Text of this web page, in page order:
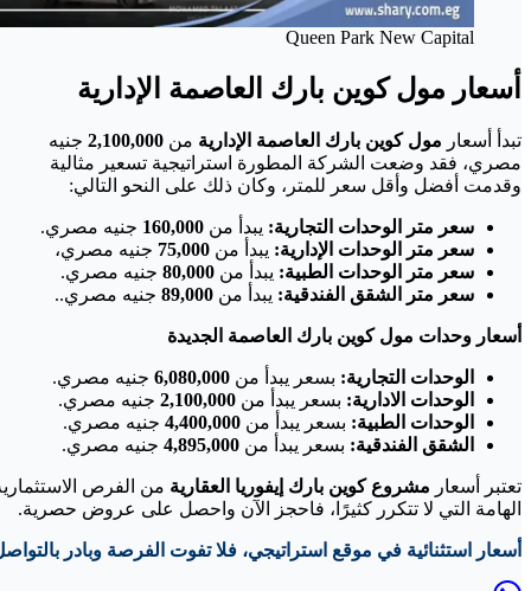
Queen Park New Capital
أسعار مول كوين بارك العاصمة الإدارية
تبدأ أسعار مول كوين بارك العاصمة الإداريةمن2,100,000 جنيه
مصري، فقد وضعت الشركة المطورة استراتيجية تسعير مثالية
وقدمت أفضل وأقل سعر للمتر، وكان ذلك على النحو التالي:
سعر متر الوحدات التجارية:يبدأ من160,000 جنيه مصري.
سعر متر الوحدات الإدارية:يبدأ من75,000 جنيه مصري،
سعر متر الوحدات الطبية:يبدأ من80,000 جنيه مصري.
سعر متر الشقق الفندقية:يبدأ من89,000 جنيه مصري..
أسعار وحدات مول كوين بارك العاصمة الجديدة
الوحدات التجارية:بسعر يبدأ من6,080,000 جنيه مصري.
الوحدات الادارية:بسعر يبدأ من2,100,000 جنيه مصري.
الوحدات الطبية:بسعر يبدأ من4,400,000 جنيه مصري.
الشقق الفندقية:بسعر يبدأ من4,895,000 جنيه مصري.
تعتبر أسعار مشروع كوين بارك إيفوريا العقاريةمن الفرص الاستثمارية
الهامة التي لا تتكرر كثيرًا، فاحجز الآن واحصل على عروض حصرية.
أسعار استثنائية في موقع استراتيجي، فلا تفوت الفرصة وبادر بالتواصل